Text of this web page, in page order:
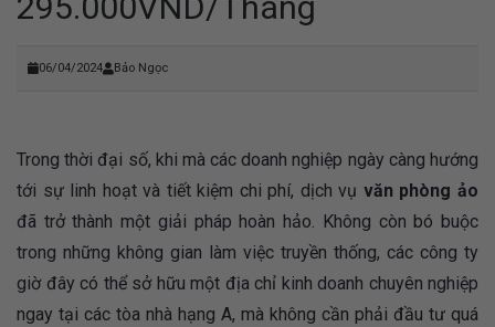
Thuê phòng họp
Văn phòng Hà Nội
Khuyến mãi
Tuyển dụng
Địa điểm Thành Phố Hồ Chí Minh
Địa điểm nước ngoài
Liên hệ
06/04/2024 Bảo Ngọc
Trong thời đại số, khi mà các doanh nghiệp ngày càng hướng
tới sự linh hoạt và tiết kiệm chi phí, dịch vụ văn phòng ảo
đã trở thành một giải pháp hoàn hảo. Không còn bó buộc
trong những không gian làm việc truyền thống, các công ty
giờ đây có thể sở hữu một địa chỉ kinh doanh chuyên nghiệp
ngay tại các tòa nhà hạng A, mà không cần phải đầu tư quá